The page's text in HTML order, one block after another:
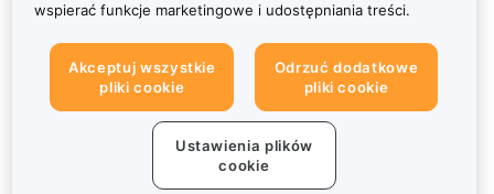
wspierać funkcje marketingowe i udostępniania treści.
Akceptuj wszystkie
pliki cookie
Odrzuć dodatkowe
pliki cookie
Ustawienia plików
cookie